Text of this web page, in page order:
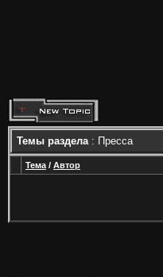
Темы раздела: Пресса
Тема / Автор